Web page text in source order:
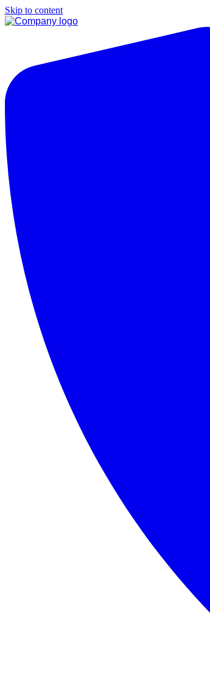
Skip to content